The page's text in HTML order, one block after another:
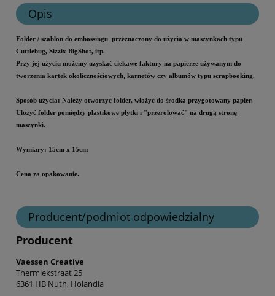
Opis
Folder / szablon do embossingu przeznaczony do użycia w maszynkach typu
Cuttlebug, Sizzix BigShot, itp.
Przy jej użyciu możemy uzyskać ciekawe faktury na papierze używanym do
tworzenia kartek okolicznościowych, karnetów czy albumów typu scrapbooking.
Sposób użycia: Należy otworzyć folder, włożyć do środka przygotowany papier.
Ułożyć folder pomiędzy plastikowe płytki i "przerolować" na drugą stronę
maszynki.
Wymiary: 15cm x 15cm
Cena za opakowanie.
Producent/podmiot odpowiedzialny
Producent
Vaessen Creative
Thermiekstraat 25
6361 HB Nuth, Holandia